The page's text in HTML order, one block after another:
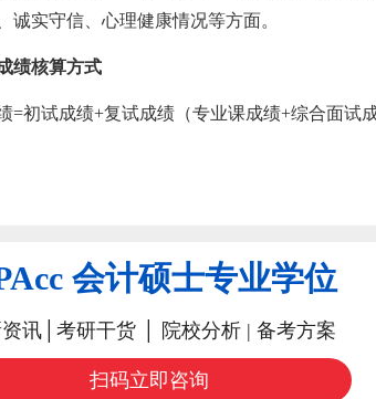
诚实守信、心理健康情况等方面。
绩核算方式
=初试成绩+复试成绩（专业课成绩+综合面试
会计硕士专业学位
讯│考研干货 │ 院校分析 | 备考方案
扫码立即咨询